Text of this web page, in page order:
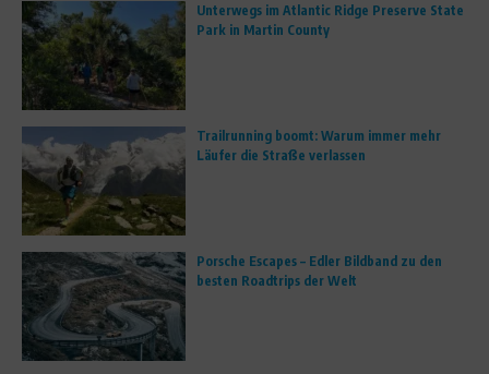
Unterwegs im Atlantic Ridge Preserve State
Park in Martin County
Trailrunning boomt: Warum immer mehr
Läufer die Straße verlassen
Porsche Escapes – Edler Bildband zu den
besten Roadtrips der Welt